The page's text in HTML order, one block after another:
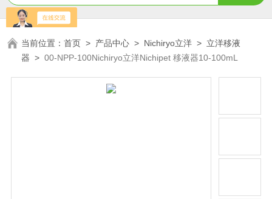
当前位置：首页 > 产品中心 > Nichiryo立洋 > 立洋移液
器 >00-NPP-100Nichiryo立洋Nichipet 移液器10-100mL